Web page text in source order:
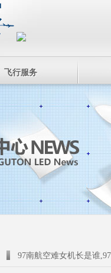
飞行服务
97南航空难女机长是谁